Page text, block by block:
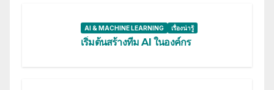
AI & MACHINE LEARNING เรื่องน่ารู้
เริ่มต้นสร้างทีม AI ในองค์กร